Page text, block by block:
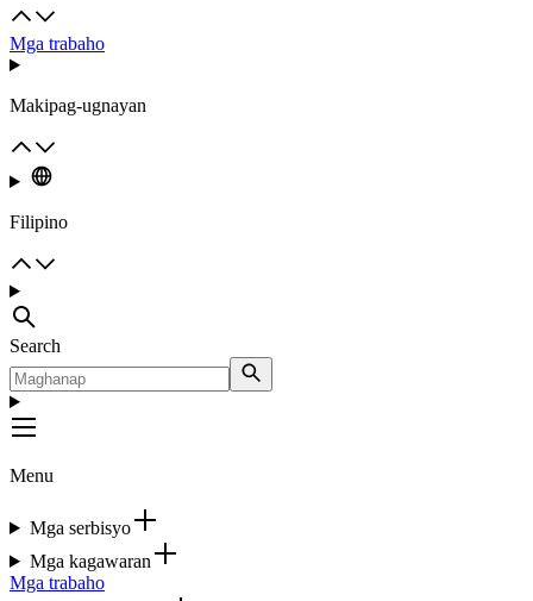
Mga trabaho
Makipag-ugnayan
Filipino
Search
Menu
Mga serbisyo
Mga kagawaran
Mga trabaho